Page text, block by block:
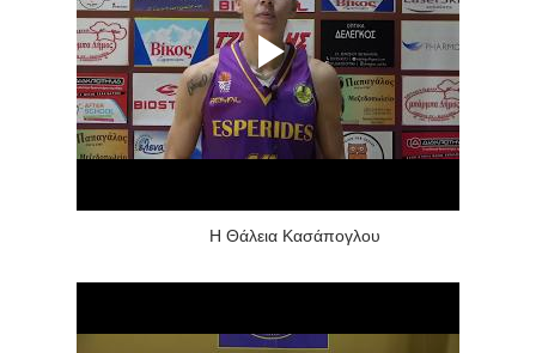
Η Θάλεια Κασάπογλου